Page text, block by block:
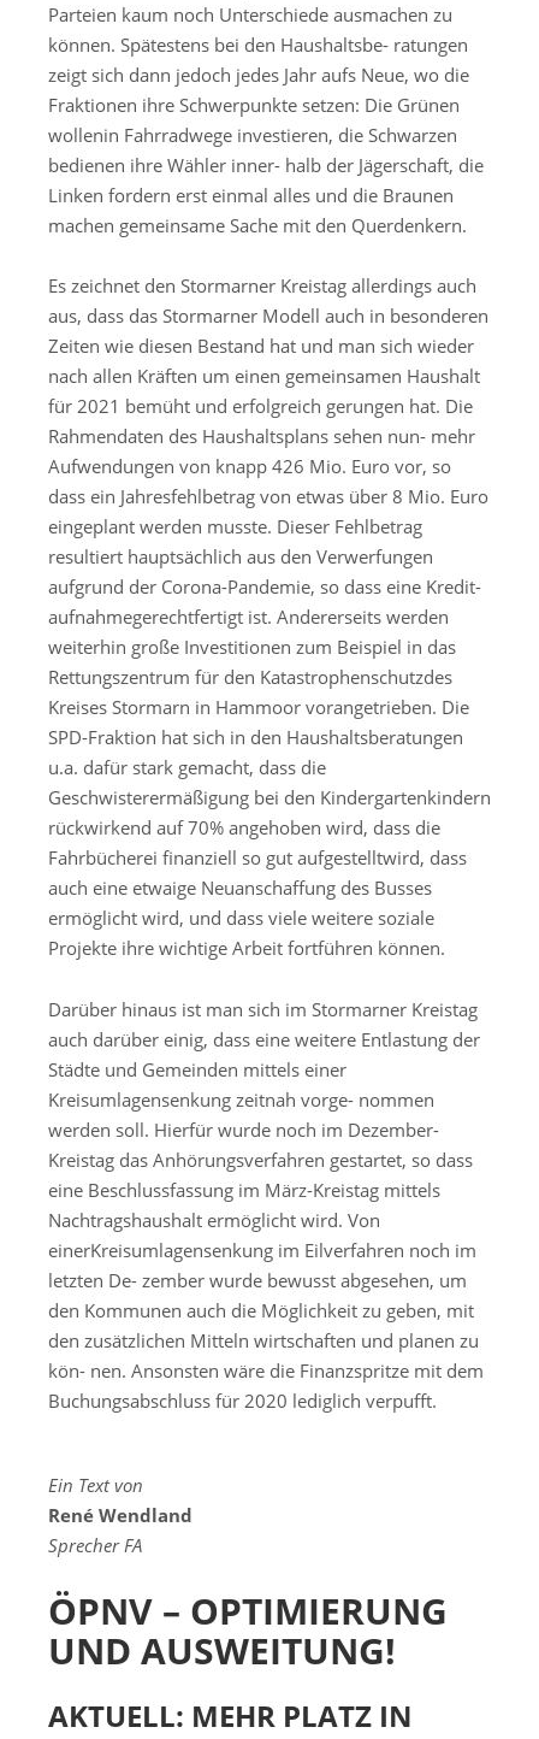
Parteien kaum noch Unterschiede ausmachen zu
können. Spätestens bei den Haushaltsbe- ratungen
zeigt sich dann jedoch jedes Jahr aufs Neue, wo die
Fraktionen ihre Schwerpunkte setzen: Die Grünen
wollenin Fahrradwege investieren, die Schwarzen
bedienen ihre Wähler inner- halb der Jägerschaft, die
Linken fordern erst einmal alles und die Braunen
machen gemeinsame Sache mit den Querdenkern.
Es zeichnet den Stormarner Kreistag allerdings auch
aus, dass das Stormarner Modell auch in besonderen
Zeiten wie diesen Bestand hat und man sich wieder
nach allen Kräften um einen gemeinsamen Haushalt
für 2021 bemüht und erfolgreich gerungen hat. Die
Rahmendaten des Haushaltsplans sehen nun- mehr
Aufwendungen von knapp 426 Mio. Euro vor, so
dass ein Jahresfehlbetrag von etwas über 8 Mio. Euro
eingeplant werden musste. Dieser Fehlbetrag
resultiert hauptsächlich aus den Verwerfungen
aufgrund der Corona-Pandemie, so dass eine Kredit-
aufnahmegerechtfertigt ist. Andererseits werden
weiterhin große Investitionen zum Beispiel in das
Rettungszentrum für den Katastrophenschutzdes
Kreises Stormarn in Hammoor vorangetrieben. Die
SPD-Fraktion hat sich in den Haushaltsberatungen
u.a. dafür stark gemacht, dass die
Geschwisterermäßigung bei den Kindergartenkindern
rückwirkend auf 70% angehoben wird, dass die
Fahrbücherei finanziell so gut aufgestelltwird, dass
auch eine etwaige Neuanschaffung des Busses
ermöglicht wird, und dass viele weitere soziale
Projekte ihre wichtige Arbeit fortführen können.
Darüber hinaus ist man sich im Stormarner Kreistag
auch darüber einig, dass eine weitere Entlastung der
Städte und Gemeinden mittels einer
Kreisumlagensenkung zeitnah vorge- nommen
werden soll. Hierfür wurde noch im Dezember-
Kreistag das Anhörungsverfahren gestartet, so dass
eine Beschlussfassung im März-Kreistag mittels
Nachtragshaushalt ermöglicht wird. Von
einerKreisumlagensenkung im Eilverfahren noch im
letzten De- zember wurde bewusst abgesehen, um
den Kommunen auch die Möglichkeit zu geben, mit
den zusätzlichen Mitteln wirtschaften und planen zu
kön- nen. Ansonsten wäre die Finanzspritze mit dem
Buchungsabschluss für 2020 lediglich verpufft.
Ein Text von
René Wendland
Sprecher FA
ÖPNV – OPTIMIERUNG
UND AUSWEITUNG!
AKTUELL: MEHR PLATZ IN